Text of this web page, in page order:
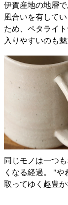
伊賀産地の地層
風合いを有して
ため、ペタライ
入りやすいのも魅
同じモノは一つ
くなる経過。 "
取ってゆく趣豊